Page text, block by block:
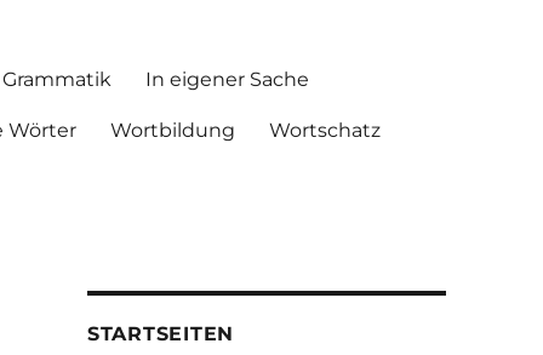
Grammatik In eigener Sache
Wörter Wortbildung Wortschatz
STARTSEITEN